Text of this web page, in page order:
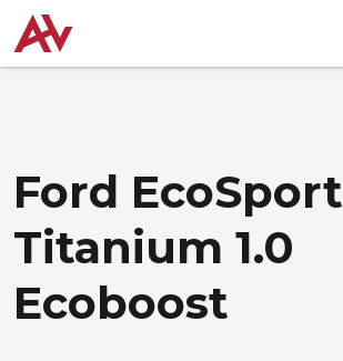
Ford EcoSport
Titanium 1.0
Ecoboost